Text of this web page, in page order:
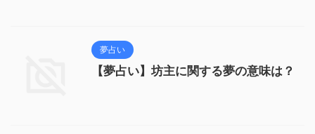
夢占い
【夢占い】坊主に関する夢の意味は？